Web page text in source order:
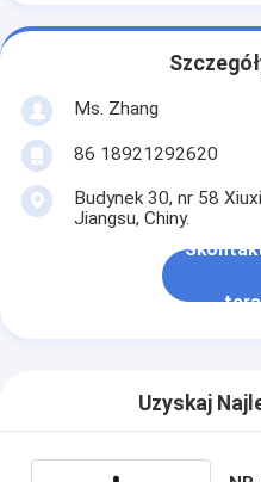
Ms. Zhang
86 18921292620
Budynek 30, nr 58
Jiangsu, Chiny.
Uzyskaj